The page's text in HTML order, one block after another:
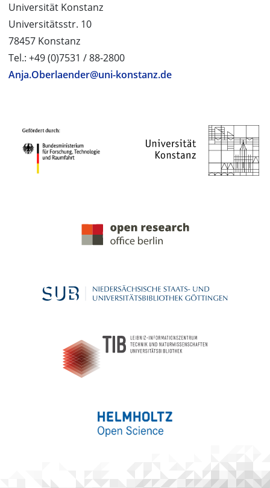
Universität Konstanz
Universitätsstr. 10
78457 Konstanz
Tel.: +49 (0)7531 / 88-2800
Anja.Oberlaender@uni-konstanz.de